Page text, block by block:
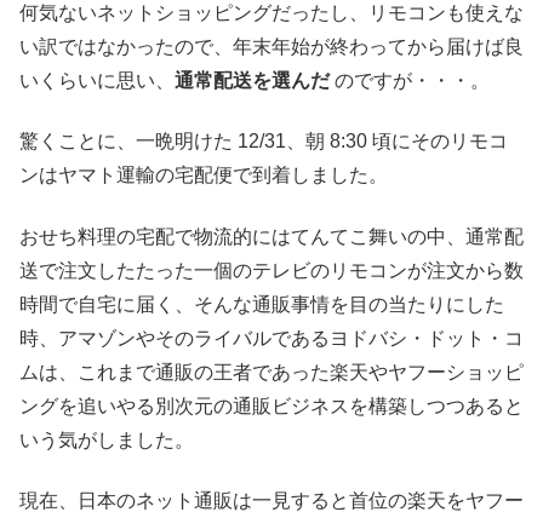
何気ないネットショッピングだったし、リモコンも使えな
い訳ではなかったので、年末年始が終わってから届けば良
いくらいに思い、 通常配送を選んだのですが・・・。
驚くことに、一晩明けた 12/31、朝 8:30 頃にそのリモコ
ンはヤマト運輸の宅配便で到着しました。
おせち料理の宅配で物流的にはてんてこ舞いの中、通常配
送で注文したたった一個のテレビのリモコンが注文から数
時間で自宅に届く、そんな通販事情を目の当たりにした
時、アマゾンやそのライバルであるヨドバシ・ドット・コ
ムは、これまで通販の王者であった楽天やヤフーショッピ
ングを追いやる別次元の通販ビジネスを構築しつつあると
いう気がしました。
現在、日本のネット通販は一見すると首位の楽天をヤフー